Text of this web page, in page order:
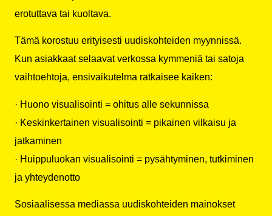
erotuttava tai kuoltava.
Tämä korostuu erityisesti uudiskohteiden myynnissä.
Kun asiakkaat selaavat verkossa kymmeniä tai satoja
vaihtoehtoja, ensivaikutelma ratkaisee kaiken:
· Huono visualisointi = ohitus alle sekunnissa
· Keskinkertainen visualisointi = pikainen vilkaisu ja
jatkaminen
· Huippuluokan visualisointi = pysähtyminen, tutkiminen
ja yhteydenotto
Sosiaalisessa mediassa uudiskohteiden mainokset